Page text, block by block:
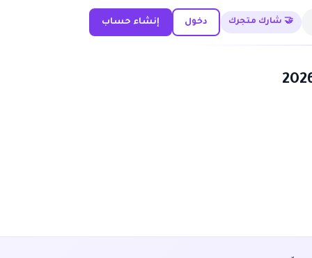
🤝 شارك متجرك دخول إنشاء حساب